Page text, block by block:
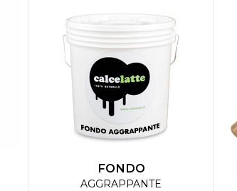
FONDO
AGGRAPPANTE